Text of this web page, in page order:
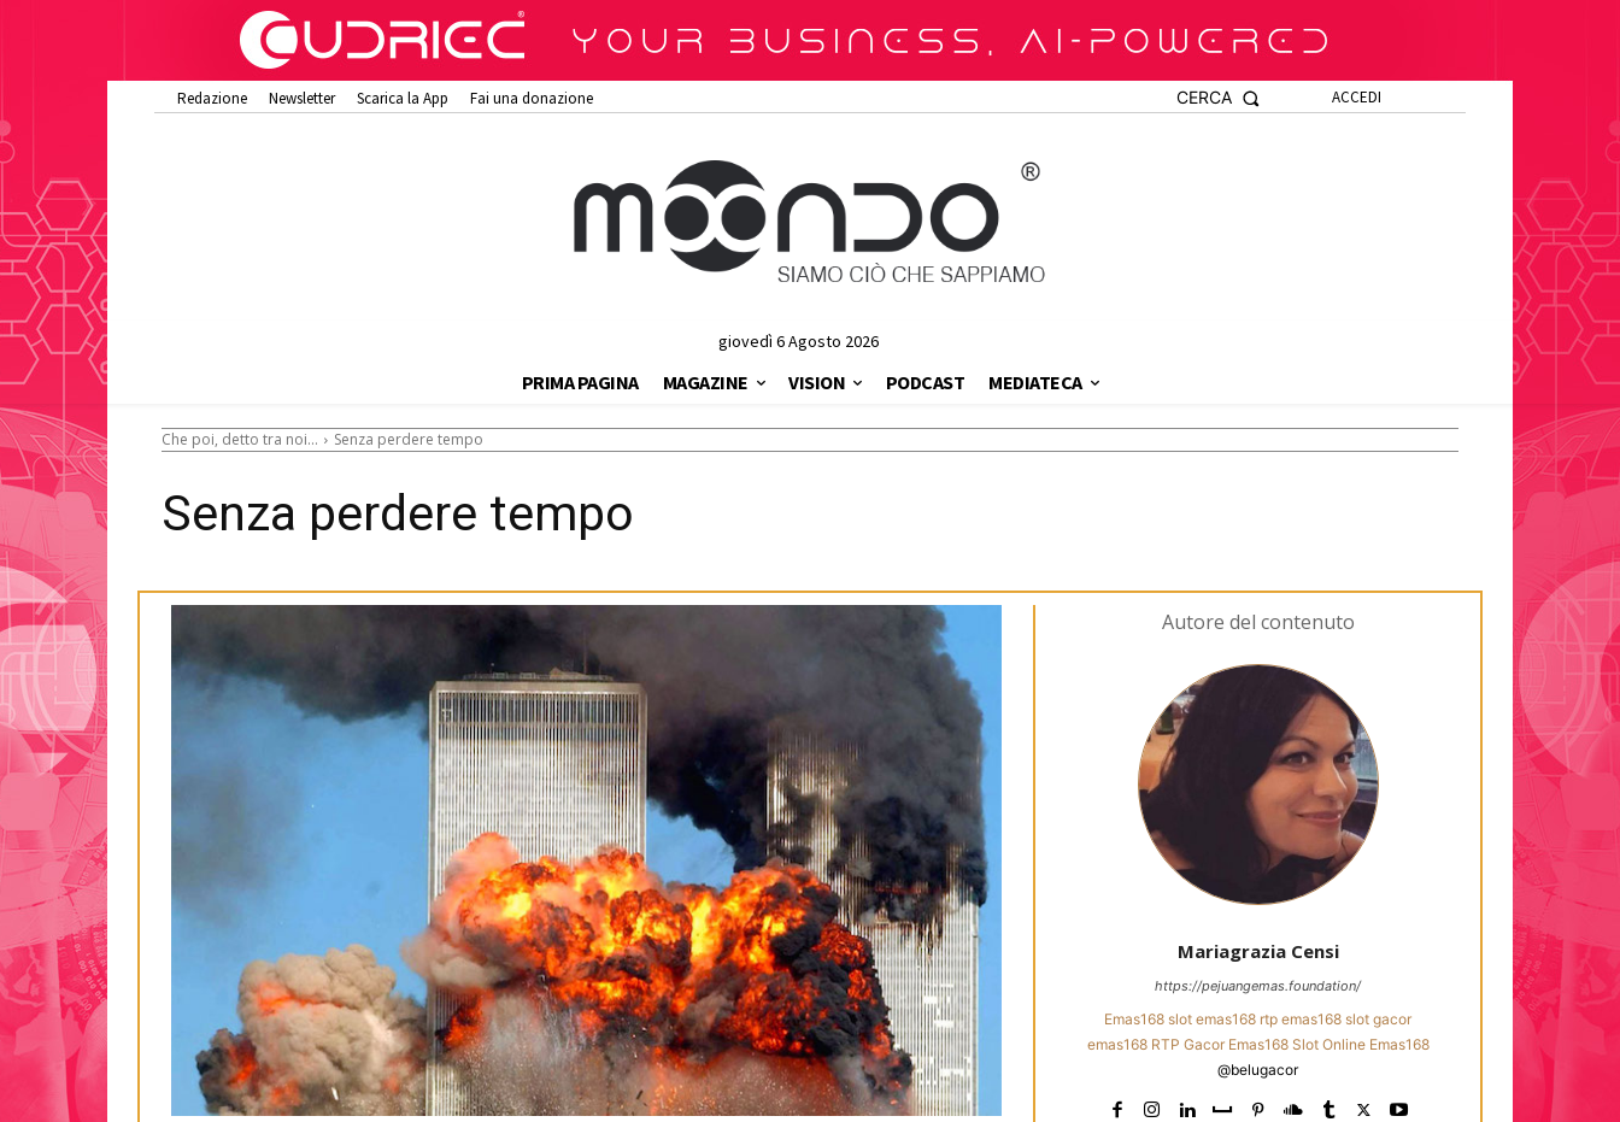
Redazione Newsletter Scarica la App Fai una donazione ACCEDI
CERCA
giovedì 6 Agosto 2026
PRIMA PAGINA MAGAZINE VISION PODCAST MEDIATECA
Che poi, detto tra noi... Senza perdere tempo
Senza perdere tempo
Autore del contenuto
Mariagrazia Censi
https://pejuangemas.foundation/
Emas168 slot emas168 rtp emas168 slot gacor
emas168 RTP Gacor Emas168 Slot Online Emas168
@belugacor